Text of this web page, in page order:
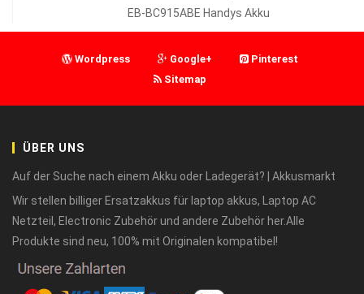
EB-BC915ABE Handys Akku
Wordpress Google+
Pinterest
Sitemap
ÜBER UNS
Auf der Suche nach einem Akku oder Ladegerät? | Akkusmarkt
Wir stellen billiger Ersatzakkus für laptop akkus, Laptop AC
Netzteil, Electronic Zubehör und andere Zubehör her.Alle
Produkte sind neu, 100% mit Originalen kompatibel!